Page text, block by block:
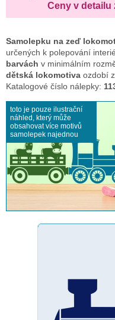
Ceny v detailu
Samolepku na zeď
určených k polepování
barvách v minimálním
dětská lokomotiva ozdobí
Katalogové číslo nálepky:
toto je pouze ilustrační
náhled, který může
obsahovat více motivů
samolepek najednou